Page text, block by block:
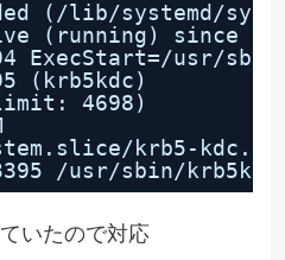
( /lib/systemd/
(running) since Sat
ExecStart=/usr/
(krb5kdc)
4698)
.slice/krb5-kdc
/usr/sbin/krb5kdc
いたので対応